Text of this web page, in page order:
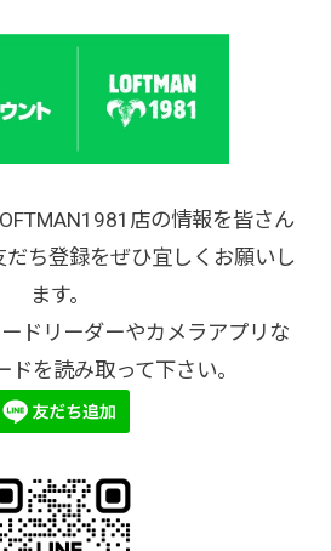
店の情報を皆さん
だち登録をぜひ宜しくお願いし
ます。
ドリーダーやカメラアプリな
ドを読み取って下さい。